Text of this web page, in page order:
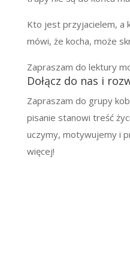
Kto jest przyjacielem, a
mówi, że kocha, może
Zapraszam do lektury
Dołącz do nas i
Zapraszam do grupy
pisanie stanowi treść
uczymy, motywujemy i
więcej!